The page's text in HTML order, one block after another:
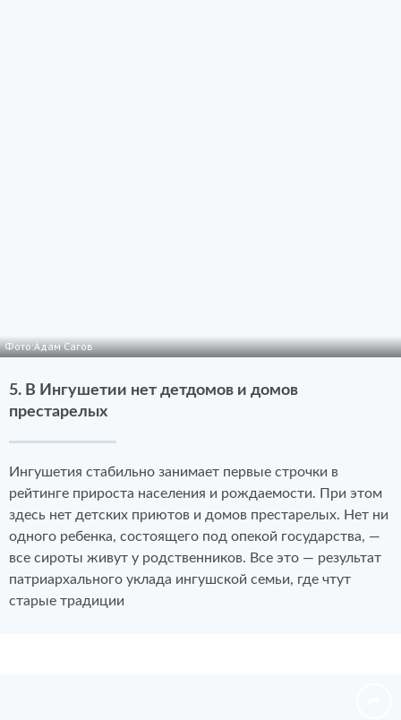
Фото:Адам Сагов
5. В Ингушетии нет детдомов и домов
престарелых
Ингушетия стабильно занимает первые строчки в
рейтинге прироста населения и рождаемости. При этом
здесь нет детских приютов и домов престарелых. Нет ни
одного ребенка, состоящего под опекой государства, —
все сироты живут у родственников. Все это — результат
патриархального уклада ингушской семьи, где чтут
старые традиции